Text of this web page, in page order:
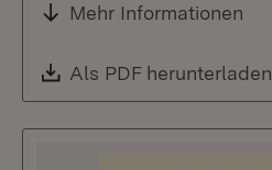
Mehr Informationen
Download:
Als PDF herunterladen